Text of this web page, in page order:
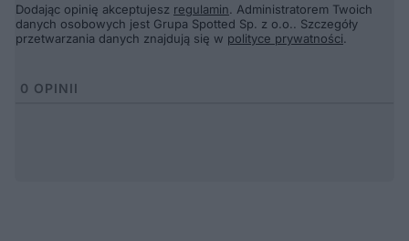
Dodając opinię akceptujesz regulamin. Administratorem Twoich
danych osobowych jest Grupa Spotted Sp. z o.o.. Szczegóły
przetwarzania danych znajdują się w polityce prywatności.
0 OPINII